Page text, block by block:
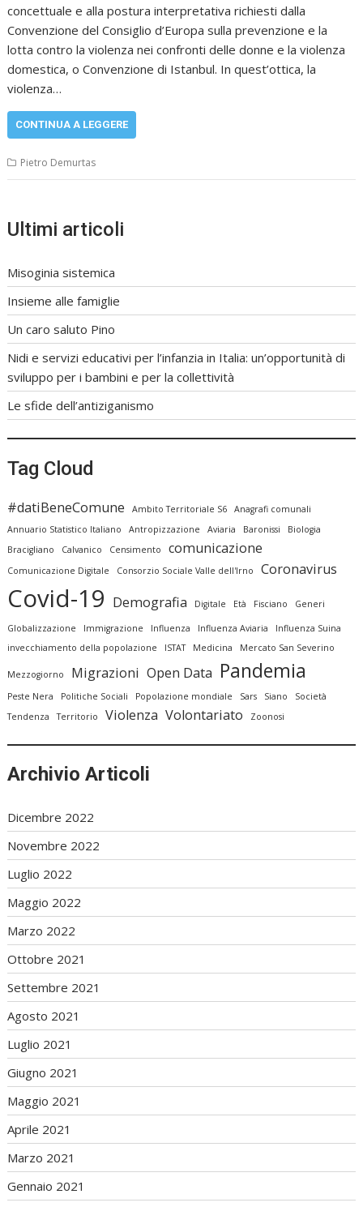
concettuale e alla postura interpretativa richiesti dalla
Convenzione del Consiglio d’Europa sulla prevenzione e la
lotta contro la violenza nei confronti delle donne e la violenza
domestica, o Convenzione di Istanbul. In quest’ottica, la
violenza…
CONTINUA A LEGGERE
Pietro Demurtas
Ultimi articoli
Misoginia sistemica
Insieme alle famiglie
Un caro saluto Pino
Nidi e servizi educativi per l’infanzia in Italia: un’opportunità di
sviluppo per i bambini e per la collettività
Le sfide dell’antiziganismo
Tag Cloud
#datiBeneComune Ambito Territoriale S6
Anagrafi comunali
Annuario Statistico Italiano
Antropizzazione Aviaria Baronissi
Biologia
Bracigliano
Calvanico Censimento comunicazione
Comunicazione Digitale Consorzio Sociale Valle dell'Irno Coronavirus
Covid-19 Demografia Digitale Età Fisciano Generi
Globalizzazione Immigrazione Influenza Influenza Aviaria
Influenza Suina
invecchiamento della popolazione
ISTAT Medicina Mercato San Severino
Mezzogiorno Migrazioni Open Data Pandemia
Peste Nera Politiche Sociali Popolazione mondiale Sars Siano
Società
Tendenza
Territorio Violenza Volontariato Zoonosi
Archivio Articoli
Dicembre 2022
Novembre 2022
Luglio 2022
Maggio 2022
Marzo 2022
Ottobre 2021
Settembre 2021
Agosto 2021
Luglio 2021
Giugno 2021
Maggio 2021
Aprile 2021
Marzo 2021
Gennaio 2021